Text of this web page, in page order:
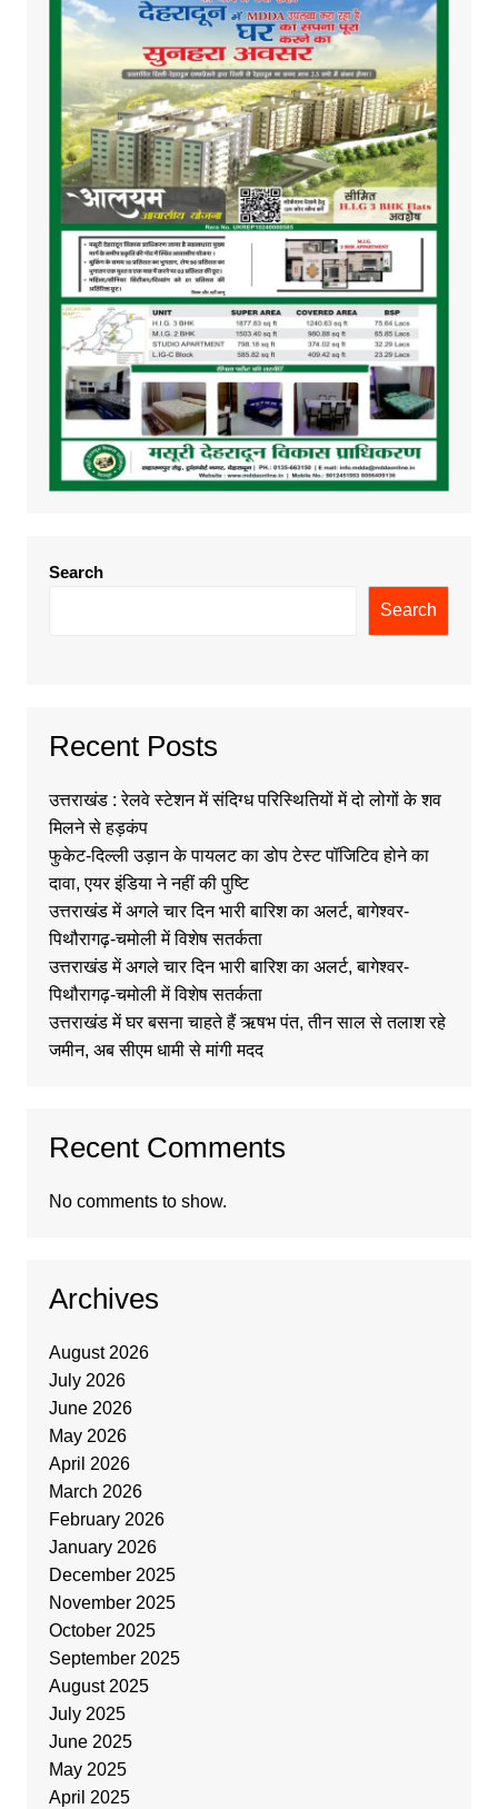
Search
Search
Recent Posts
उत्तराखंड : रेलवे स्टेशन में संदिग्ध परिस्थितियों में दो लोगों के शव
मिलने से हड़कंप
फुकेट-दिल्ली उड़ान के पायलट का डोप टेस्ट पॉजिटिव होने का
दावा, एयर इंडिया ने नहीं की पुष्टि
उत्तराखंड में अगले चार दिन भारी बारिश का अलर्ट, बागेश्वर-
पिथौरागढ़-चमोली में विशेष सतर्कता
उत्तराखंड में अगले चार दिन भारी बारिश का अलर्ट, बागेश्वर-
पिथौरागढ़-चमोली में विशेष सतर्कता
उत्तराखंड में घर बसना चाहते हैं ऋषभ पंत, तीन साल से तलाश रहे
जमीन, अब सीएम धामी से मांगी मदद
Recent Comments
No comments to show.
Archives
August 2026
July 2026
June 2026
May 2026
April 2026
March 2026
February 2026
January 2026
December 2025
November 2025
October 2025
September 2025
August 2025
July 2025
June 2025
May 2025
April 2025